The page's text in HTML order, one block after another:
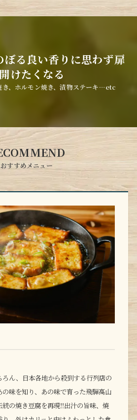
ぼる良い香りに思わず扉
けたくなる
き、ホルモン焼き、漬物ステーキ…etc
おすすめメニュー
ん、日本各地から殺到する行列店の
味を知り、あの味で育った飛騨高山
の焼き豆腐を再現‼︎出汁の旨味、焼